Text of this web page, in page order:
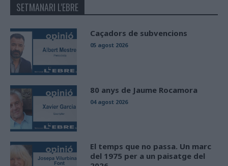
SETMANARI L'EBRE
Caçadors de subvencions
05 agost 2026
80 anys de Jaume Rocamora
04 agost 2026
El temps que no passa. Un marc
del 1975 per a un paisatge del